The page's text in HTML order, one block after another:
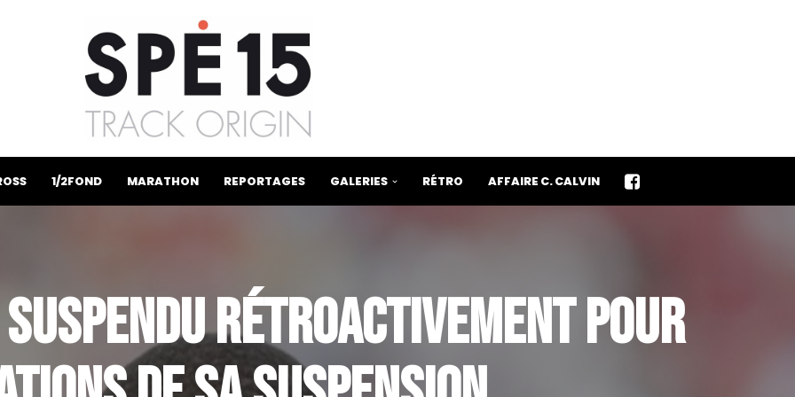
1/2FOND MARATHON REPORTAGES GALERIES RÉTRO AFFAIRE C. CALVIN
RÉTROACTIVEMENT POUR